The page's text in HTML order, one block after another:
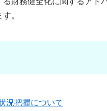
。
況把握について